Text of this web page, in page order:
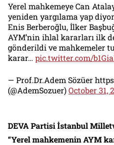
Yerel mahkemeye Can
yeniden yargılama yap
Enis Berberoğlu, İlker
AYM’nin ihlal kararları ilk
gönderildi ve mahkemeler
karar… pic.twitter.com/
— Prof.Dr.Adem Sözüer
(@AdemSozuer)October 31,
DEVA Partisi İstanbul
“Yerel mahkemenin AYM